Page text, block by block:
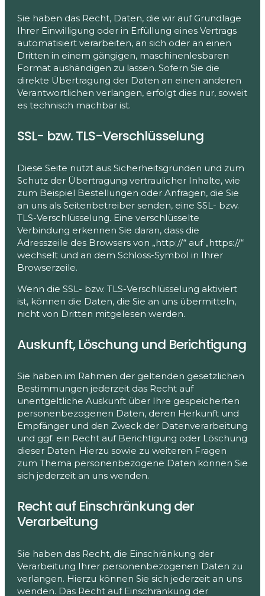
Sie haben das Recht, Daten, die wir auf Grundlage
Ihrer Einwilligung oder in Erfüllung eines Vertrags
automatisiert verarbeiten, an sich oder an einen
Dritten in einem gängigen, maschinenlesbaren
Format aushändigen zu lassen. Sofern Sie die
direkte Übertragung der Daten an einen anderen
Verantwortlichen verlangen, erfolgt dies nur, soweit
es technisch machbar ist.
SSL- bzw. TLS-Verschlüsselung
Diese Seite nutzt aus Sicherheitsgründen und zum
Schutz der Übertragung vertraulicher Inhalte, wie
zum Beispiel Bestellungen oder Anfragen, die Sie
an uns als Seitenbetreiber senden, eine SSL- bzw.
TLS-Verschlüsselung. Eine verschlüsselte
Verbindung erkennen Sie daran, dass die
Adresszeile des Browsers von „http://“ auf „https://“
wechselt und an dem Schloss-Symbol in Ihrer
Browserzeile.
Wenn die SSL- bzw. TLS-Verschlüsselung aktiviert
ist, können die Daten, die Sie an uns übermitteln,
nicht von Dritten mitgelesen werden.
Auskunft, Löschung und Berichtigung
Sie haben im Rahmen der geltenden gesetzlichen
Bestimmungen jederzeit das Recht auf
unentgeltliche Auskunft über Ihre gespeicherten
personenbezogenen Daten, deren Herkunft und
Empfänger und den Zweck der Datenverarbeitung
und ggf. ein Recht auf Berichtigung oder Löschung
dieser Daten. Hierzu sowie zu weiteren Fragen
zum Thema personenbezogene Daten können Sie
sich jederzeit an uns wenden.
Recht auf Einschränkung der
Verarbeitung
Sie haben das Recht, die Einschränkung der
Verarbeitung Ihrer personenbezogenen Daten zu
verlangen. Hierzu können Sie sich jederzeit an uns
wenden. Das Recht auf Einschränkung der